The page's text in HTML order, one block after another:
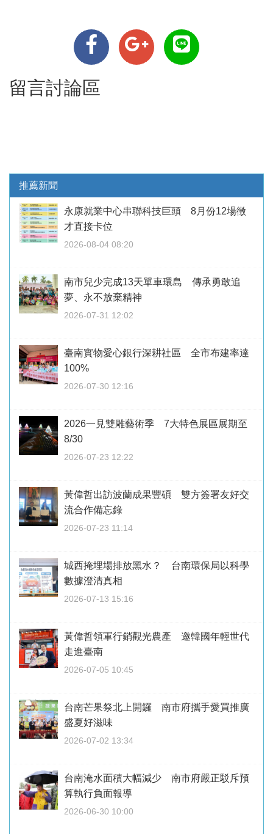
留言討論區
推薦新聞
永康就業中心串聯科技巨頭 8月份12場徵
才直接卡位
2026-08-04 08:20
南市兒少完成13天單車環島 傳承勇敢追
夢、永不放棄精神
2026-07-31 12:02
臺南實物愛心銀行深耕社區 全市布建率達
100%
2026-07-30 12:16
2026一見雙雕藝術季 7大特色展區展期至
8/30
2026-07-23 12:22
黃偉哲出訪波蘭成果豐碩 雙方簽署友好交
流合作備忘錄
2026-07-23 11:14
城西掩埋場排放黑水？ 台南環保局以科學
數據澄清真相
2026-07-13 15:16
黃偉哲領軍行銷觀光農產 邀韓國年輕世代
走進臺南
2026-07-05 10:45
台南芒果祭北上開鑼 南市府攜手愛買推廣
盛夏好滋味
2026-07-02 13:34
台南淹水面積大幅減少 南市府嚴正駁斥預
算執行負面報導
2026-06-30 10:00